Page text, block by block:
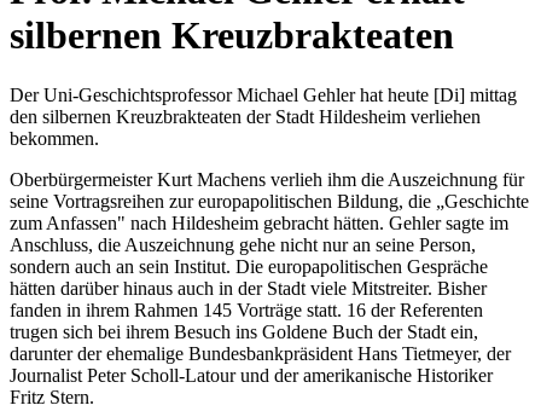
silbernen Kreuzbrakteaten
Der Uni-Geschichtsprofessor Michael Gehler hat heute [Di] mittag
den silbernen Kreuzbrakteaten der Stadt Hildesheim verliehen
bekommen.
Oberbürgermeister Kurt Machens verlieh ihm die Auszeichnung für
seine Vortragsreihen zur europapolitischen Bildung, die „Geschichte
zum Anfassen" nach Hildesheim gebracht hätten. Gehler sagte im
Anschluss, die Auszeichnung gehe nicht nur an seine Person,
sondern auch an sein Institut. Die europapolitischen Gespräche
hätten darüber hinaus auch in der Stadt viele Mitstreiter. Bisher
fanden in ihrem Rahmen 145 Vorträge statt. 16 der Referenten
trugen sich bei ihrem Besuch ins Goldene Buch der Stadt ein,
darunter der ehemalige Bundesbankpräsident Hans Tietmeyer, der
Journalist Peter Scholl-Latour und der amerikanische Historiker
Fritz Stern.